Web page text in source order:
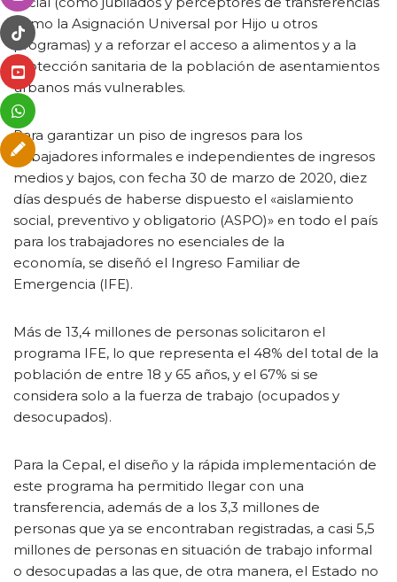
como la Asignación Universal por Hijo u otros
programas) y a reforzar el acceso a alimentos y a la
protección sanitaria de la población de asentamientos
urbanos más vulnerables.
Para garantizar un piso de ingresos para los
trabajadores informales e independientes de ingresos
medios y bajos, con fecha 30 de marzo de 2020, diez
días después de haberse dispuesto el «aislamiento
social, preventivo y obligatorio (ASPO)» en todo el país
para los trabajadores no esenciales de la
economía, se diseñó el Ingreso Familiar de
Emergencia (IFE).
Más de 13,4 millones de personas solicitaron el
programa IFE, lo que representa el 48% del total de la
población de entre 18 y 65 años, y el 67% si se
considera solo a la fuerza de trabajo (ocupados y
desocupados).
Para la Cepal, el diseño y la rápida implementación de
este programa ha permitido llegar con una
transferencia, además de a los 3,3 millones de
personas que ya se encontraban registradas, a casi 5,5
millones de personas en situación de trabajo informal
o desocupadas a las que, de otra manera, el Estado no